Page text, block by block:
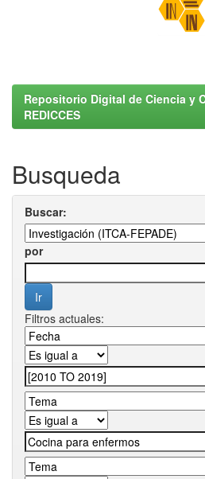
Repositorio Digital de Ciencia y
REDICCES
Busqueda
Buscar:
por
Filtros actuales: